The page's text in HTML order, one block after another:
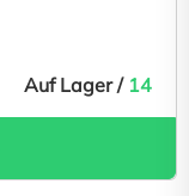
Auf Lager / 14